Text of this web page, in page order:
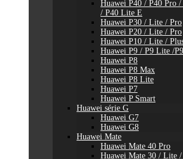
Huawei P40 / P40 Pro
/ P40 Lite E
Huawei P30 / Lite / Pro
Huawei P20 / Lite / Pro
Huawei P10 / Lite /
Huawei P9 / P9 Lite /
Huawei P8
Huawei P8 Max
Huawei P8 Lite
Huawei P7
Huawei P Smart
Huawei série G
Huawei G7
Huawei G8
Huawei Mate
Huawei Mate 40 Pro
Huawei Mate 30 / Lite